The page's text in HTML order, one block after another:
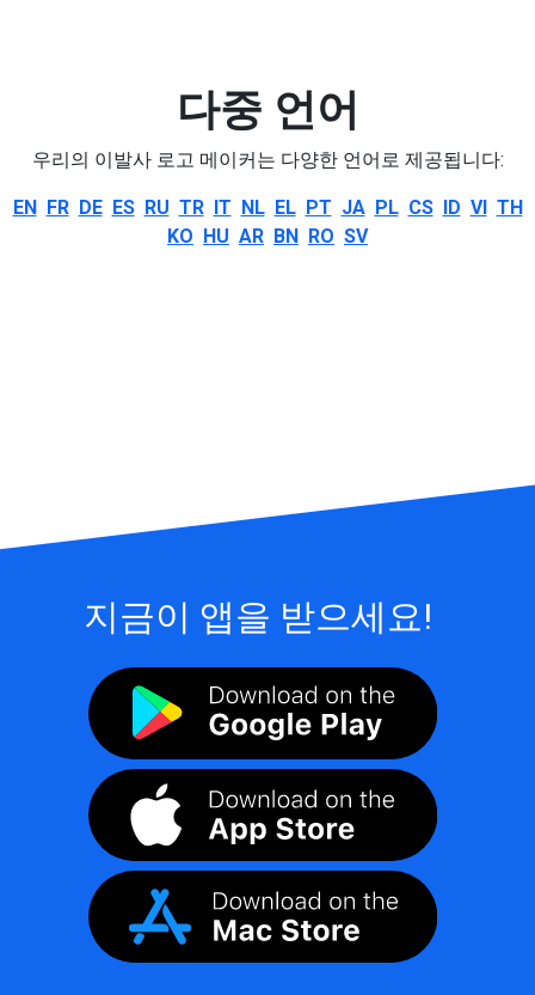
다중 언어
우리의 이발사 로고 메이커는 다양한 언어로 제공됩니다:
EN FR DE ES RU TR IT NL EL PT JA PL CS ID VI TH
KO HU AR BN RO SV
지금이 앱을 받으세요!